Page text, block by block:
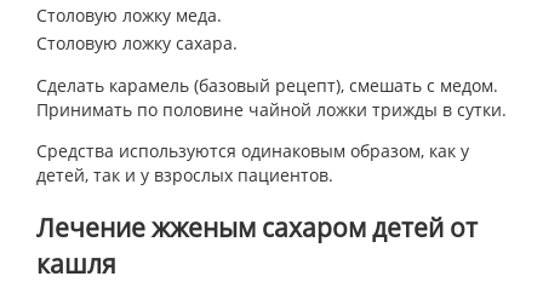
Столовую ложку меда.
Столовую ложку сахара.
Сделать карамель (базовый рецепт), смешать с медом.
Принимать по половине чайной ложки трижды в сутки.
Средства используются одинаковым образом, как у
детей, так и у взрослых пациентов.
Лечение жженым сахаром детей от
кашля